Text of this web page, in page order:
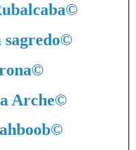
©
©
©
Arche©
©